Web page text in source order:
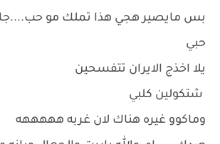
بس مايصير هجي هذا تملك مو
حبي
يلا اخذج الايران تتفسحين
شتكولين كلبي
وماكوو غيره هناك لان غربه هههههه